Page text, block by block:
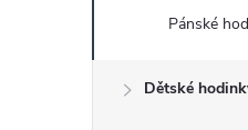
n
Pánské
Dětské